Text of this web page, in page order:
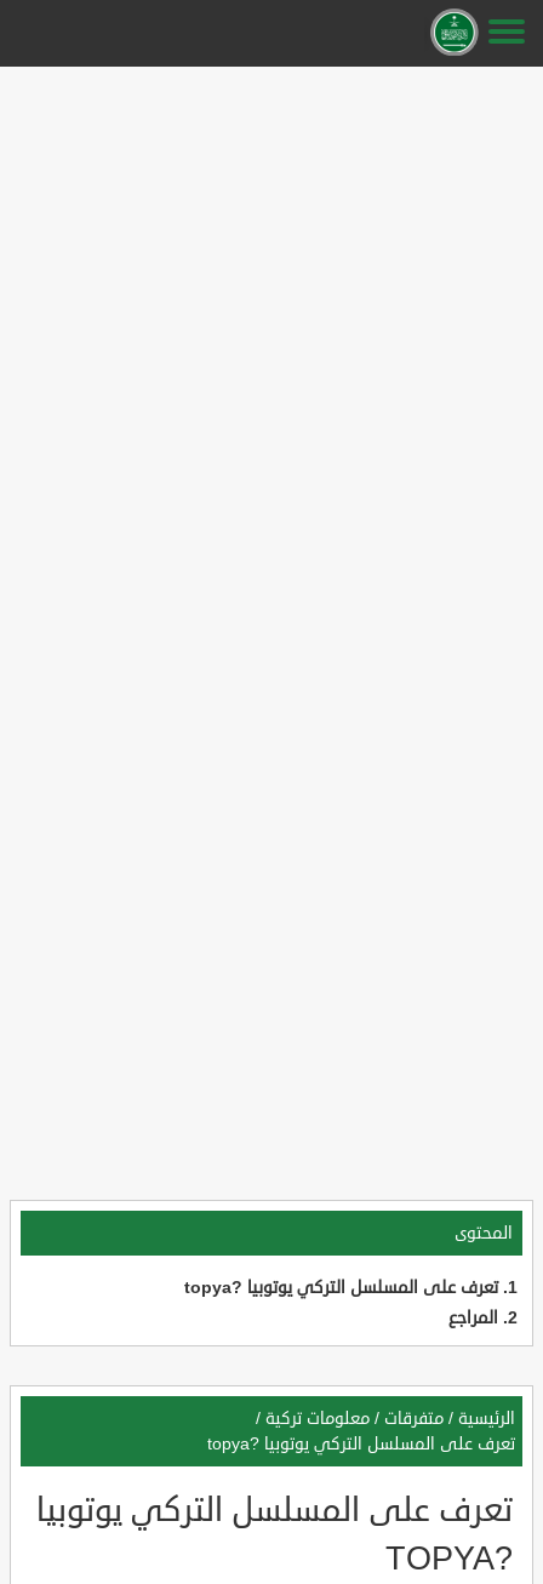
المحتوى
تعرف على المسلسل التركي يوتوبيا ?topya
المراجع
الرئيسية / متفرقات / معلومات تركية /
تعرف على المسلسل التركي يوتوبيا ?topya
تعرف على المسلسل التركي يوتوبيا
?TOPYA